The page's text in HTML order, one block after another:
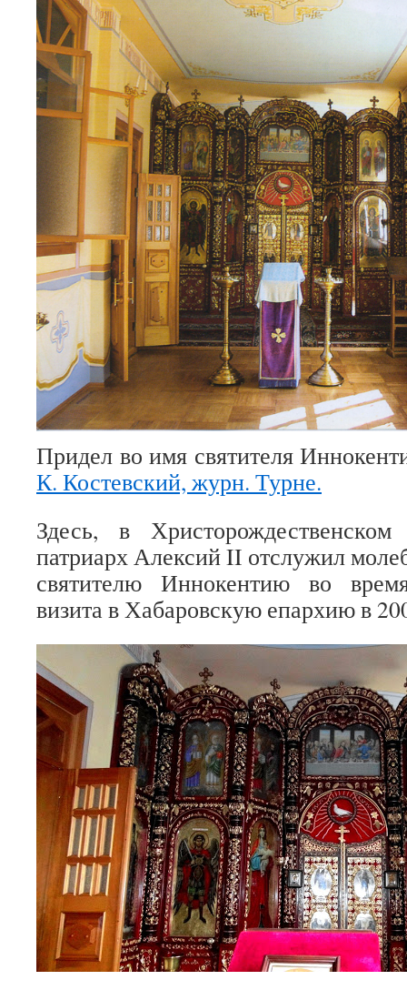
Придел во имя святителя
К. Костевский, журн. Турне.
Здесь, в
патриарх Алексий II отслужил
святителю Иннокентию во
визита в Хабаровскую епархию в